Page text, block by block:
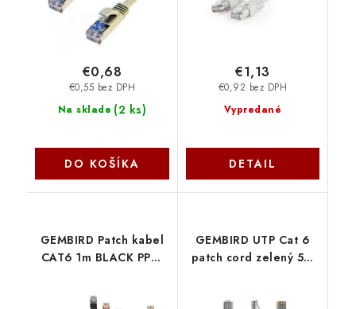
Na sklade (2 ks)
€0,55 bez DPH
€0,68
DO KOŠÍKA
Vypredané
€0,92 bez DPH
€1,13
DETAIL
GEMBIRD Patch kabel
CAT6 1m BLACK PP6-
GEMBIRD UTP Cat 6
patch cord zelený 5m